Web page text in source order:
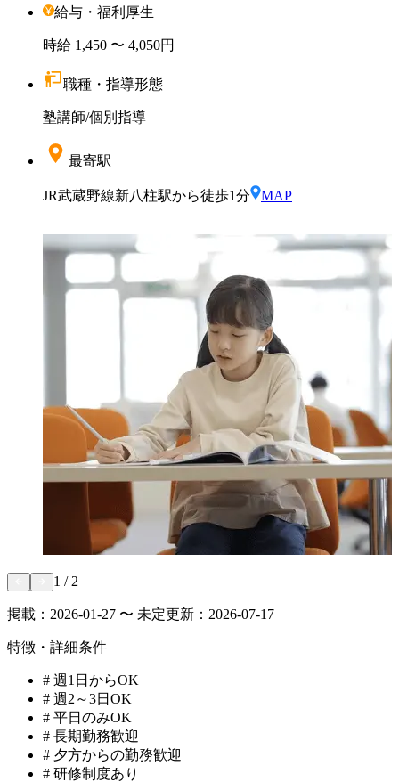
給与・福利厚生
時給 1,450 〜 4,050円
職種・指導形態
塾講師/個別指導
最寄駅
JR武蔵野線新八柱駅から徒歩1分 MAP
1 / 2
掲載： 2026-01-27 〜 未定更新： 2026-07-17
特徴・詳細条件
# 週1日からOK
# 週2～3日OK
# 平日のみOK
# 長期勤務歓迎
# 夕方からの勤務歓迎
# 研修制度あり